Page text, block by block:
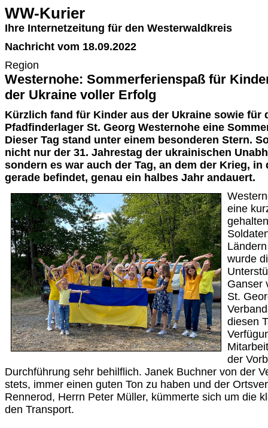
WW-Kurier
Ihre Internetzeitung für den Westerwaldkreis
Nachricht vom 18.09.2022
Region
Westernohe: Sommerferienspaß für
der Ukraine voller Erfolg
Kürzlich fand für Kinder aus der Ukraine sowie für
Pfadfinderlager St. Georg Westernohe eine
Dieser Tag stand unter einem besonderen Stern.
nicht nur der 31. Jahrestag der ukrainischen
sondern es war auch der Tag, an dem der Krieg, in
gerade befindet, genau ein halbes Jahr andauert.
eine
wurde
Ganser
St.
diesen
der
Durchführung sehr behilflich. Janek Buchner von der
stets, immer einen guten Ton zu haben und der
Rennerod, Herrn Peter Müller, kümmerte sich um die
den Transport.